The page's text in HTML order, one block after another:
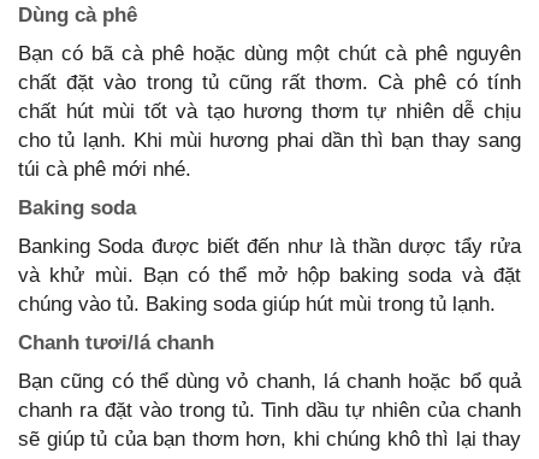
Dùng cà phê
Bạn có bã cà phê hoặc dùng một chút cà phê nguyên
chất đặt vào trong tủ cũng rất thơm. Cà phê có tính
chất hút mùi tốt và tạo hương thơm tự nhiên dễ chịu
cho tủ lạnh. Khi mùi hương phai dần thì bạn thay sang
túi cà phê mới nhé.
Baking soda
Banking Soda được biết đến như là thần dược tẩy rửa
và khử mùi. Bạn có thể mở hộp baking soda và đặt
chúng vào tủ. Baking soda giúp hút mùi trong tủ lạnh.
Chanh tươi/lá chanh
Bạn cũng có thể dùng vỏ chanh, lá chanh hoặc bổ quả
chanh ra đặt vào trong tủ. Tinh dầu tự nhiên của chanh
sẽ giúp tủ của bạn thơm hơn, khi chúng khô thì lại thay